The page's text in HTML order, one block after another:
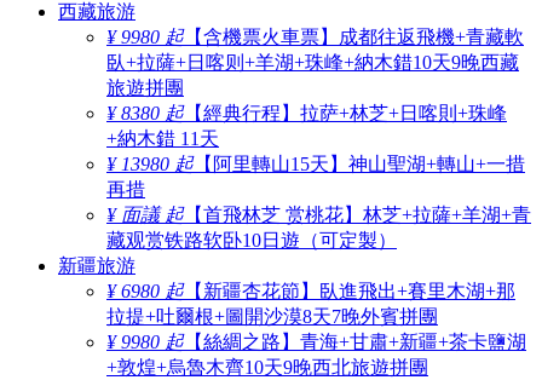
西藏旅游
¥ 9980 起【含機票火車票】成都往返飛機+青藏軟
臥+拉薩+日喀则+羊湖+珠峰+納木錯10天9晚西藏
旅遊拼團
¥ 8380 起【經典行程】拉萨+林芝+日喀則+珠峰
+納木錯 11天
¥ 13980 起【阿里轉山15天】神山聖湖+轉山+一措
再措
¥ 面議 起【首飛林芝 赏桃花】林芝+拉薩+羊湖+青
藏观赏铁路软卧10日遊（可定製）
新疆旅游
¥ 6980 起【新疆杏花節】臥進飛出+賽里木湖+那
拉提+吐爾根+圖開沙漠8天7晚外賓拼團
¥ 9980 起【絲綢之路】青海+甘肅+新疆+茶卡鹽湖
+敦煌+烏魯木齊10天9晚西北旅遊拼團